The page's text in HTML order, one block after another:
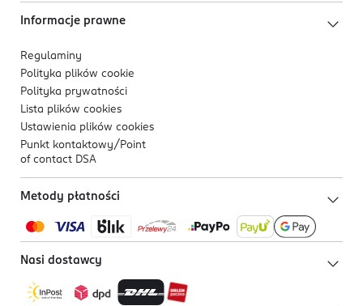
Informacje prawne
Regulaminy
Polityka plików cookie
Polityka prywatności
Lista plików cookies
Ustawienia plików cookies
Punkt kontaktowy/ Point
of contact DSA
Metody płatności
Nasi dostawcy